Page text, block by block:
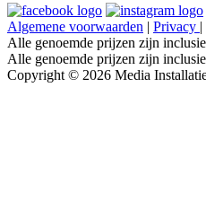
Algemene voorwaarden | Privacy |
Alle genoemde prijzen zijn
Alle genoemde prijzen zijn
Copyright © 2026 Media